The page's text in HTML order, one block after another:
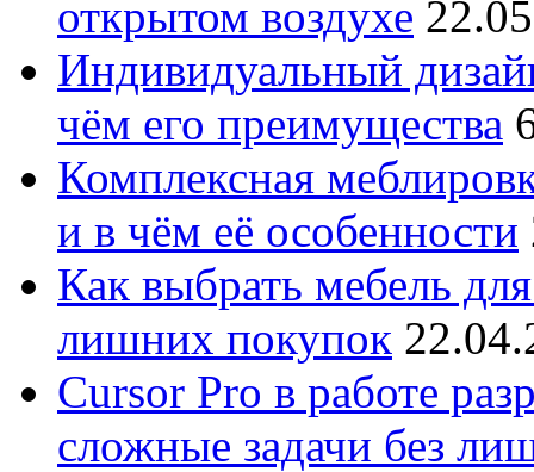
открытом воздухе
Индивидуальный
чём его преимущества
Комплексная
и в чём её особенности
Как выбрать мебель
лишних покупок
Cursor Pro в работе
сложные задачи без